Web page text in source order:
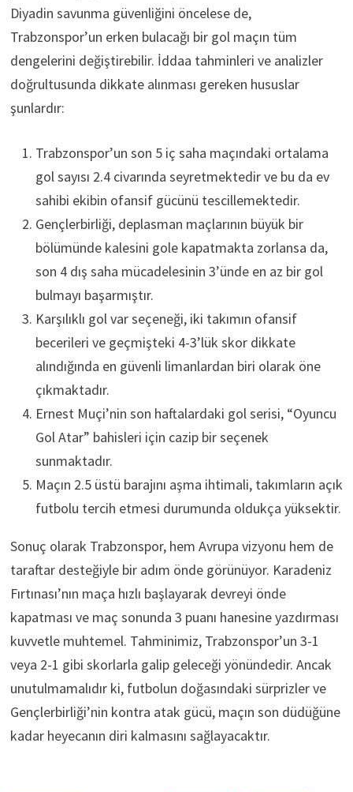
Diyadin savunma güvenliğini öncelese de,
Trabzonspor’un erken bulacağı bir gol maçın tüm
dengelerini değiştirebilir. İddaa tahminleri ve analizler
doğrultusunda dikkate alınması gereken hususlar
şunlardır:
Trabzonspor’un son 5 iç saha maçındaki ortalama
gol sayısı 2.4 civarında seyretmektedir ve bu da ev
sahibi ekibin ofansif gücünü tescillemektedir.
Gençlerbirliği, deplasman maçlarının büyük bir
bölümünde kalesini gole kapatmakta zorlansa da,
son 4 dış saha mücadelesinin 3’ünde en az bir gol
bulmayı başarmıştır.
Karşılıklı gol var seçeneği, iki takımın ofansif
becerileri ve geçmişteki 4-3’lük skor dikkate
alındığında en güvenli limanlardan biri olarak öne
çıkmaktadır.
Ernest Muçi’nin son haftalardaki gol serisi, “Oyuncu
Gol Atar” bahisleri için cazip bir seçenek
sunmaktadır.
Maçın 2.5 üstü barajını aşma ihtimali, takımların açık
futbolu tercih etmesi durumunda oldukça yüksektir.
Sonuç olarak Trabzonspor, hem Avrupa vizyonu hem de
taraftar desteğiyle bir adım önde görünüyor. Karadeniz
Fırtınası’nın maça hızlı başlayarak devreyi önde
kapatması ve maç sonunda 3 puanı hanesine yazdırması
kuvvetle muhtemel. Tahminimiz, Trabzonspor’un 3-1
veya 2-1 gibi skorlarla galip geleceği yönündedir. Ancak
unutulmamalıdır ki, futbolun doğasındaki sürprizler ve
Gençlerbirliği’nin kontra atak gücü, maçın son düdüğüne
kadar heyecanın diri kalmasını sağlayacaktır.